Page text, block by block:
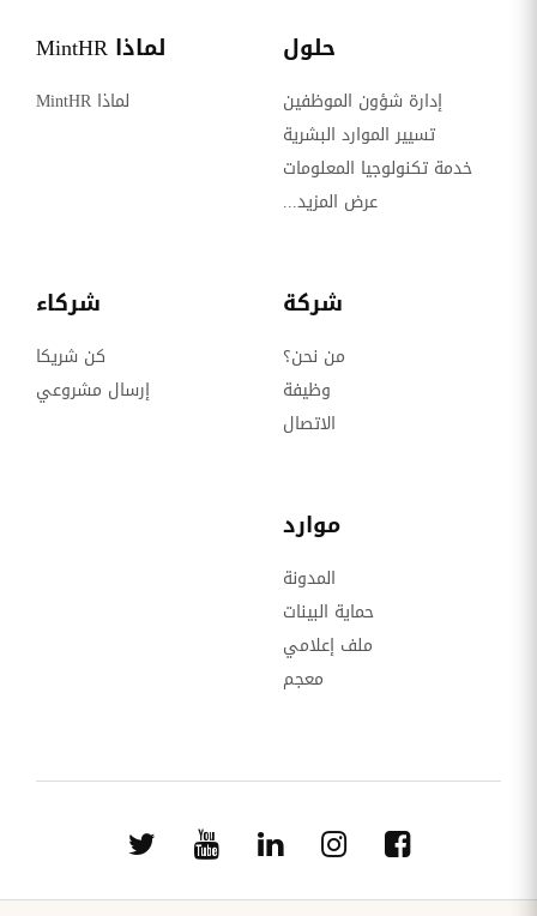
حلول
إدارة شؤون الموظفين
تسيير الموارد البشرية
خدمة تكنولوجيا المعلومات
عرض المزيد...
لماذا MintHR
لماذا MintHR
شركة
من نحن؟
وظيفة
الاتصال
شركاء
كن شريكا
إرسال مشروعي
موارد
المدونة
حماية البينات
ملف إعلامي
معجم